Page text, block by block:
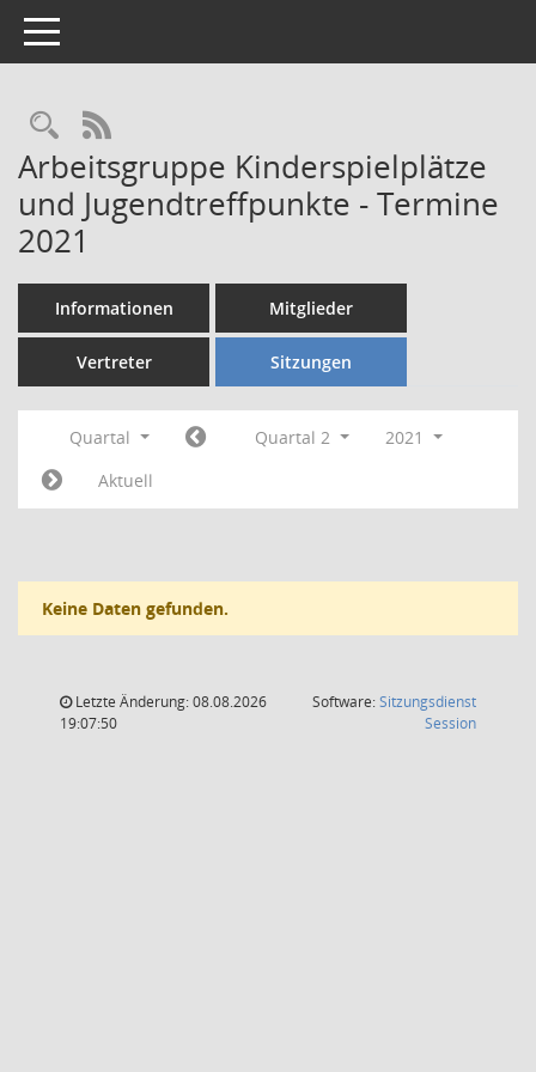
Toggle navigation
Rechercheauswahl
RSS-Feed
Arbeitsgruppe Kinderspielplätze
und Jugendtreffpunkte - Termine
2021
Informationen Mitglieder
Vertreter Sitzungen
Quartal Quartal 2
2021
Aktuell
Keine Daten gefunden.
Letzte Änderung: 08.08.2026
19:07:50
Software:Sitzungsdienst
Session(Wird in